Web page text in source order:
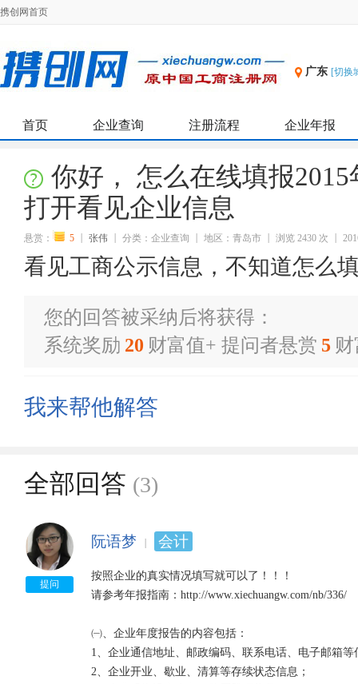
携创网首页
广东 [切换
首页 企业查询 注册流程 企业年报
你好， 怎么在线填报
打开看见企业信息
悬赏： 5 张伟 分类：企业查询 地区：青岛市 浏览 2430 次
看见工商公示信息，不知道怎么
您的回答被采纳后将获得：
系统奖励 20 财富值+ 提问者悬赏 5
我来帮他解答
全部回答 (3)
提问
阮语梦 会计
按照企业的真实情况填写就可以了！！！
请参考年报指南：http://www.xiechuangw.com/nb/336/
㈠、企业年度报告的内容包括：
1、企业通信地址、邮政编码、联系电话、电子邮箱等
2、企业开业、歇业、清算等存续状态信息；